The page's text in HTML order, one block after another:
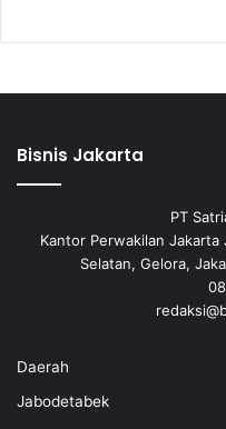
Bisnis Jakarta
PT
Kantor Perwakilan
Selatan, Gelora,
Daerah
Jabodetabek